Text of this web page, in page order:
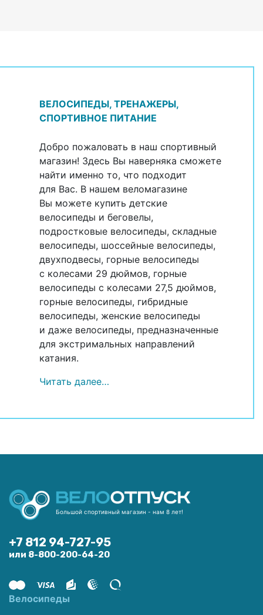
ВЕЛОСИПЕДЫ, ТРЕНАЖЕРЫ,
СПОРТИВНОЕ ПИТАНИЕ
Добро пожаловать в наш спортивный
магазин! Здесь Вы наверняка сможете
найти именно то, что подходит
для Вас. В нашем веломагазине
Вы можете купить детские
велосипеды и беговелы,
подростковые велосипеды, складные
велосипеды, шоссейные велосипеды,
двухподвесы, горные велосипеды
с колесами 29 дюймов, горные
велосипеды с колесами 27,5 дюймов,
горные велосипеды, гибридные
велосипеды, женские велосипеды
и даже велосипеды, предназначенные
для экстримальных направлений
катания.
Читать далее…
Большой спортивный магазин - нам 8 лет!
+7 812 94-727-95
или 8-800-200-64-20
Велосипеды